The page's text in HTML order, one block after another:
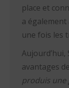
place et
a
une fois les
avantages
produis une